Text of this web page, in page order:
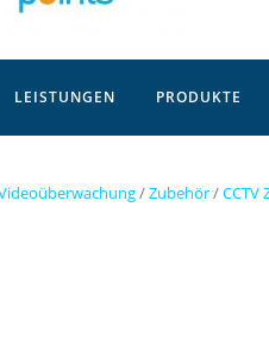
LEISTUNGEN PRODUKTE
/Zubehör/CCTV